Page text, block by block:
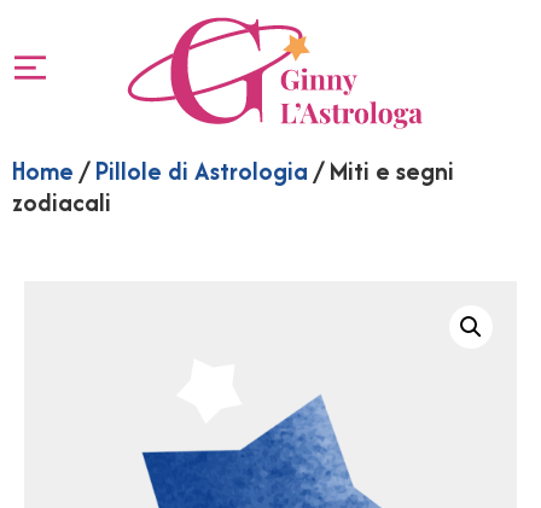
Home/Pillole di Astrologia/ Miti e segni
zodiacali